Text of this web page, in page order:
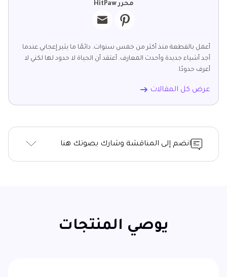
محرر HitPaw
أعمل بالقطعة منذ أكثر من خمس سنوات. دائمًا ما يثير إعجابي عندما
أجد أشياء جديدة وأحدث المعارف. أعتقد أن الحياة لا حدود لها لكني لا
أعرف حدودًا.
عرض كل المقالات
انضم إلى المناقشة وشارك بصوتك هنا
يوصي المنتجات